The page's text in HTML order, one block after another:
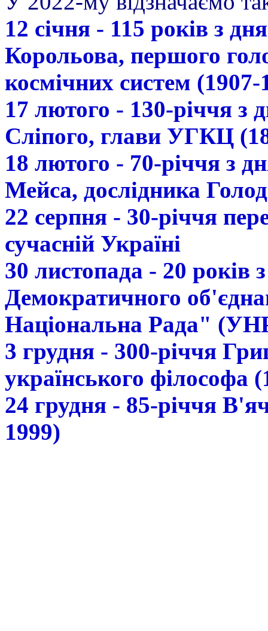
12 січня - 115 років з
Корольова, першого
космічних систем (1907-
17 лютого - 130-річчя з
Сліпого, глави УГКЦ
18 лютого - 70-річчя з
Мейса, дослідника
22 серпня - 30-річчя
сучасній Україні
30 листопада - 20 років
Демократичного
Національна Рада"
3 грудня - 300-річчя
українського філософа
24 грудня - 85-річчя
1999)